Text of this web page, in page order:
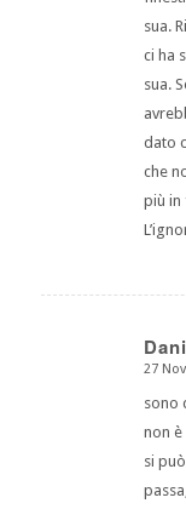
sua.
ci ha
sua.
dato
che
più in
27
sono
non è
si